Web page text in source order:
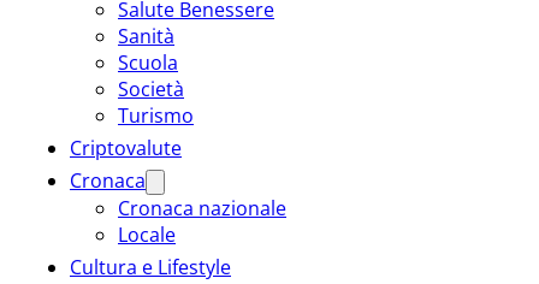
Salute Benessere
Sanità
Scuola
Società
Turismo
Criptovalute
Cronaca
Cronaca nazionale
Locale
Cultura e Lifestyle